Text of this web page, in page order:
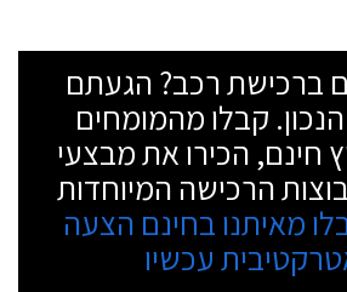
ברכישת רכב? הגעתם
קבלו מהמומחים
חינם, הכירו את מבצעי
הרכישה המיוחדות
מאיתנו בחינם הצעה
עכשיו